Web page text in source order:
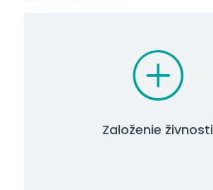
Založenie živnosti